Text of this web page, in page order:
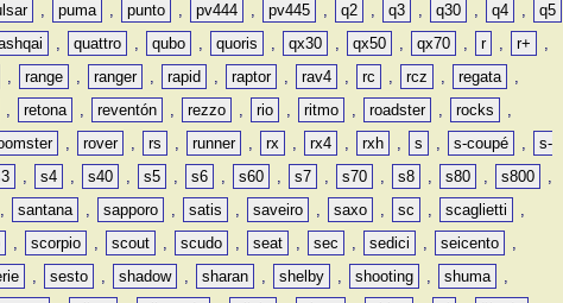
, puma , punto , pv444 , pv445 , q2 , q3 , q30 , q4 ,
q5
, quattro , qubo , quoris , qx30 , qx50 , qx70 , r , r+
,
, range , ranger , rapid , raptor , rav4 , rc , rcz , regata
,
, retona , reventón , rezzo , rio , ritmo , roadster , rocks
,
, rover , rs , runner , rx , rx4 , rxh , s , s-coupé ,
s-
, s4 , s40 , s5 , s6 , s60 , s7 , s70 , s8 , s80 , s800
,
, santana , sapporo , satis , saveiro , saxo , sc , scaglietti
,
, scorpio , scout , scudo , seat , sec , sedici , seicento
,
, sesto , shadow , sharan , shelby , shooting , shuma
,